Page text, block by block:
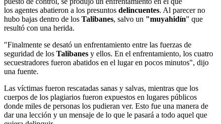
los agentes abatieron a los presuntos delincuentes. Al parecer no
hubo bajas dentro de los Talibanes, salvo un "muyahidín" que
resultó con una herida.
"Finalmente se desató un enfrentamiento entre las fuerzas de
seguridad de los Talibanes y ellos. En el enfrentamiento, los cuatro
secuestradores fueron abatidos en el lugar en pocos minutos", dijo
una fuente.
Las víctimas fueron rescatadas sanas y salvas, mientras que los
cuerpos de los plagiarios fueron expuestos en lugares públicos
donde miles de personas los pudieran ver. Esto fue una manera de
dar una lección y un mensaje de lo que le pasará a todo aquel que